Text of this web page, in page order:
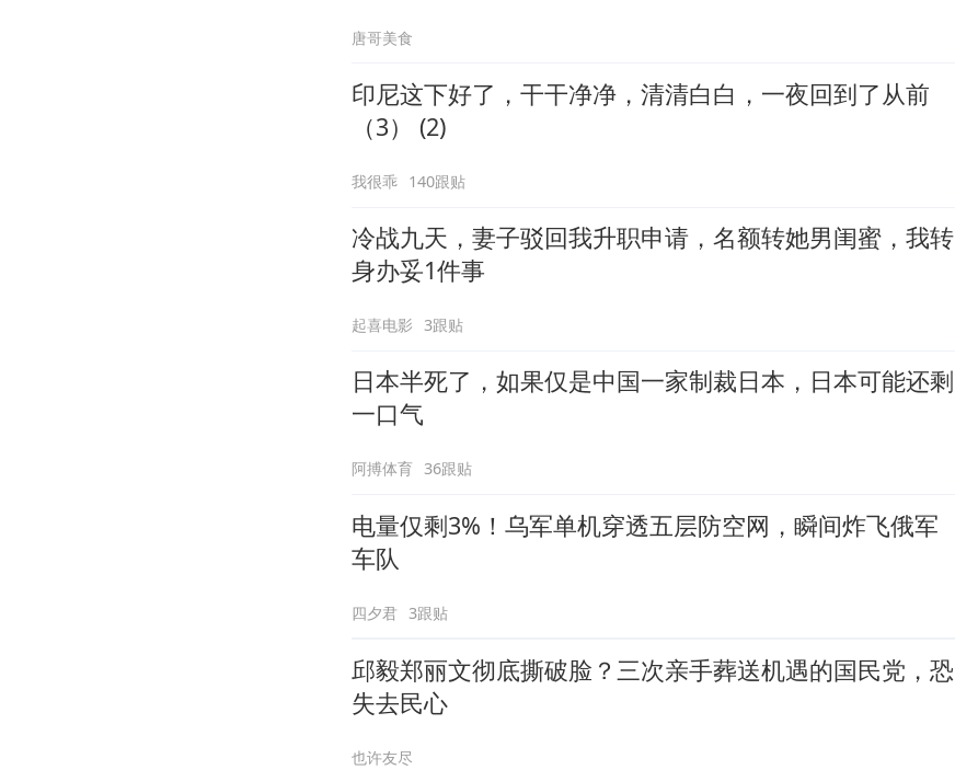
唐哥美食
印尼这下好了，干干净净，清清白白，一夜回到了从前
（3） (2)
我很乖 140跟贴
冷战九天，妻子驳回我升职申请，名额转她男闺蜜，我转
身办妥1件事
起喜电影 3跟贴
日本半死了，如果仅是中国一家制裁日本，日本可能还剩
一口气
阿搏体育 36跟贴
电量仅剩3%！乌军单机穿透五层防空网，瞬间炸飞俄军
车队
四夕君 3跟贴
邱毅郑丽文彻底撕破脸？三次亲手葬送机遇的国民党，恐
失去民心
也许友尽